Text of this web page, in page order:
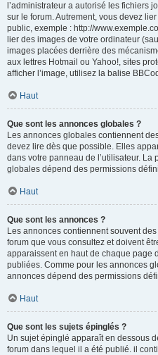
l’administrateur a autorisé les fichiers
sur le forum. Autrement, vous devez
public, exemple : http://
lier des images de votre ordinateur
images placées derrière des
aux lettres Hotmail ou Yahoo!, sites
afficher l’image, utilisez la balise
Haut
Que sont les annonces globales ?
Les annonces globales contiennent
devez lire dès que possible. Elles
dans votre panneau de l’utilisateur.
globales dépend des permissions
Haut
Que sont les annonces ?
Les annonces contiennent souvent
forum que vous consultez et doivent
apparaissent en haut de chaque page
publiées. Comme pour les annonces
annonces dépend des permissions
Haut
Que sont les sujets épinglés ?
Un sujet épinglé apparaît en dessous
forum dans lequel il a été publié. il